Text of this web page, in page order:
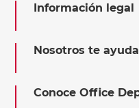
Información legal
Nosotros te
Conoce Office